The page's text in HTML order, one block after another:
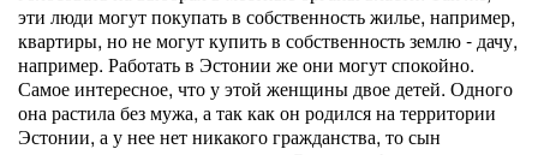
эти люди могут покупать в собственность жилье, например,
квартиры, но не могут купить в собственность землю - дачу,
например. Работать в Эстонии же они могут спокойно.
Самое интересное, что у этой женщины двое детей. Одного
она растила без мужа, а так как он родился на территории
Эстонии, а у нее нет никакого гражданства, то сын